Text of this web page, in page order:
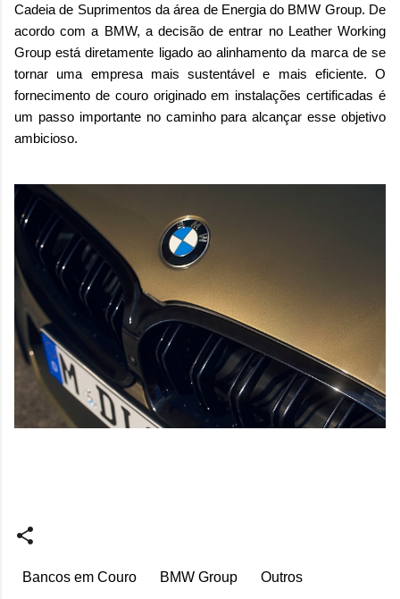
Cadeia de Suprimentos da área de Energia do BMW Group. De
acordo com a BMW, a decisão de entrar no Leather Working
Group está diretamente ligado ao alinhamento da marca de se
tornar uma empresa mais sustentável e mais eficiente. O
fornecimento de couro originado em instalações certificadas é
um passo importante no caminho para alcançar esse objetivo
ambicioso.
Bancos em Couro BMW Group Outros